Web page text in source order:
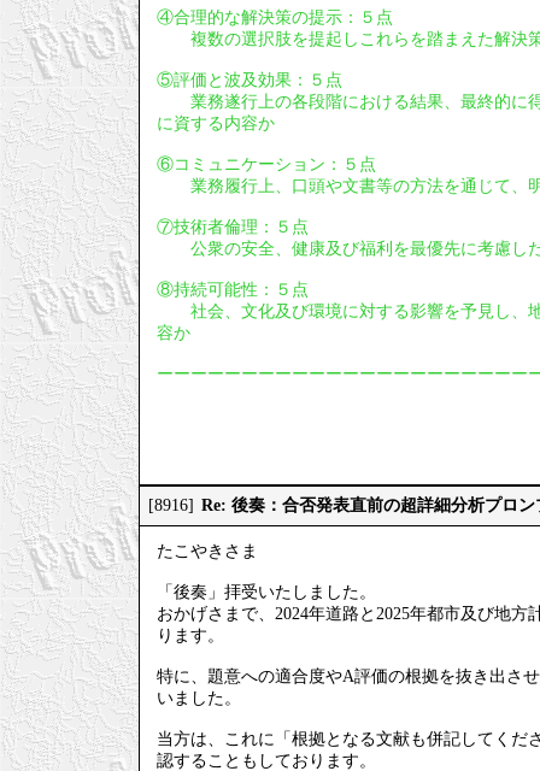
④合理的な解決策の提示：５点
複数の選択肢を提起しこれらを踏まえた解決
⑤評価と波及効果：５点
業務遂行上の各段階における結果、最終的に
に資する内容か
⑥コミュニケーション：５点
業務履行上、口頭や文書等の方法を通じて、
⑦技術者倫理：５点
公衆の安全、健康及び福利を最優先に考慮し
⑧持続可能性：５点
社会、文化及び環境に対する影響を予見し、
容か
ーーーーーーーーーーーーーーーーーーーーー
[8916] Re: 後奏：合否発表直前の超詳細分析プロ
たこやきさま
「後奏」拝受いたしました。
おかげさまで、2024年道路と2025年都市及び地
ります。
特に、題意への適合度やA評価の根拠を抜き出さ
いました。
当方は、これに「根拠となる文献も併記してく
認することもしております。